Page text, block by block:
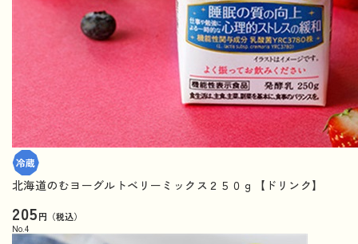
北海道のむヨーグルトベリーミックス２５０ｇ【ドリンク】
205円（税込）
No. 4